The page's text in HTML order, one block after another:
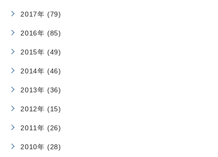
2017年 (79)
2016年 (85)
2015年 (49)
2014年 (46)
2013年 (36)
2012年 (15)
2011年 (26)
2010年 (28)